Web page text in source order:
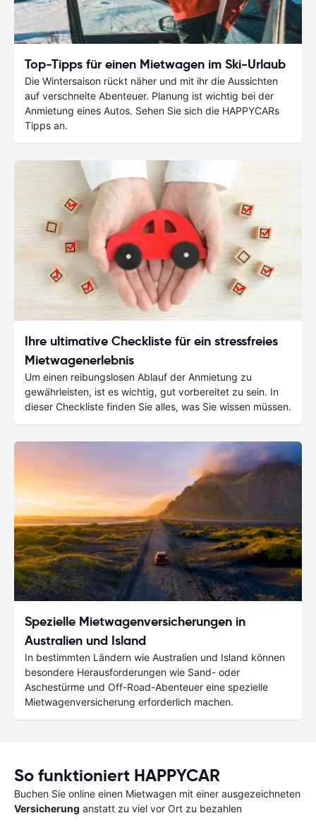
Top-Tipps für einen Mietwagen im Ski-Urlaub
Die Wintersaison rückt näher und mit ihr die Aussichten
auf verschneite Abenteuer. Planung ist wichtig bei der
Anmietung eines Autos. Sehen Sie sich die HAPPYCARs
Tipps an.
Ihre ultimative Checkliste für ein stressfreies
Mietwagenerlebnis
Um einen reibungslosen Ablauf der Anmietung zu
gewährleisten, ist es wichtig, gut vorbereitet zu sein. In
dieser Checkliste finden Sie alles, was Sie wissen müssen.
Spezielle Mietwagenversicherungen in
Australien und Island
In bestimmten Ländern wie Australien und Island können
besondere Herausforderungen wie Sand- oder
Aschestürme und Off-Road-Abenteuer eine spezielle
Mietwagenversicherung erforderlich machen.
So funktioniert HAPPYCAR
Buchen Sie online einen Mietwagen mit einer ausgezeichneten
Versicherung anstatt zu viel vor Ort zu bezahlen